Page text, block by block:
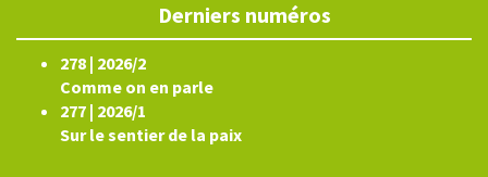
Derniers numéros
278 | 2026/2
Comme on en parle
277 | 2026/1
Sur le sentier de la paix